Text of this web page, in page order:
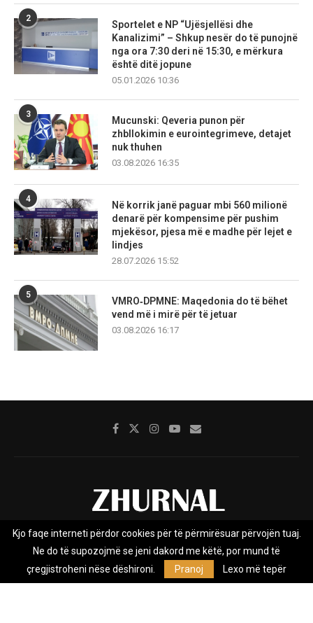
2
Sportelet e NP “Ujësjellësi dhe
Kanalizimi” – Shkup nesër do të punojnë
nga ora 7:30 deri në 15:30, e mërkura
është ditë jopune
05.01.2026 10:36
3
Mucunski: Qeveria punon për
zhbllokimin e eurointegrimeve, detajet
nuk thuhen
03.08.2026 16:35
4
Në korrik janë paguar mbi 560 milionë
denarë për kompensime për pushim
mjekësor, pjesa më e madhe për lejet e
lindjes
28.07.2026 15:52
5
VMRO‑DPMNE: Maqedonia do të bëhet
vend më i mirë për të jetuar
03.08.2026 16:17
Rreth nesh Impresumi Marketing
Kontakt
Privacy Policy
Zhurnal.mk është Agjenci e Lajmeve e pavarur, e themeluar në vitin
Kjo faqe interneti përdor cookies për të përmirësuar përvojën tuaj.
Ne do të supozojmë se jeni dakord me këtë, por mund të
çregjistroheni nëse dëshironi.
Pranoj Lexo më tepër